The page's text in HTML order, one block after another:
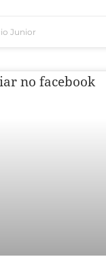
Junior